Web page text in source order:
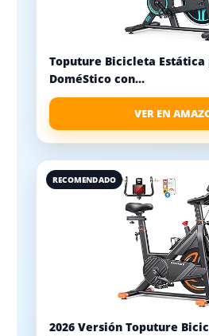
Toputure Bicicleta Estática
DoméStico con...
VER EN
RECOMENDADO
2026 Versión Toputure